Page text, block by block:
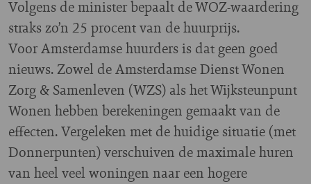
Volgens de minister bepaalt de WOZ-waardering
straks zo’n 25 procent van de huurprijs.
Voor Amsterdamse huurders is dat geen goed
nieuws. Zowel de Amsterdamse Dienst Wonen
Zorg & Samenleven (WZS) als het Wijksteunpunt
Wonen hebben berekeningen gemaakt van de
effecten. Vergeleken met de huidige situatie (met
Donnerpunten) verschuiven de maximale huren
van heel veel woningen naar een hogere